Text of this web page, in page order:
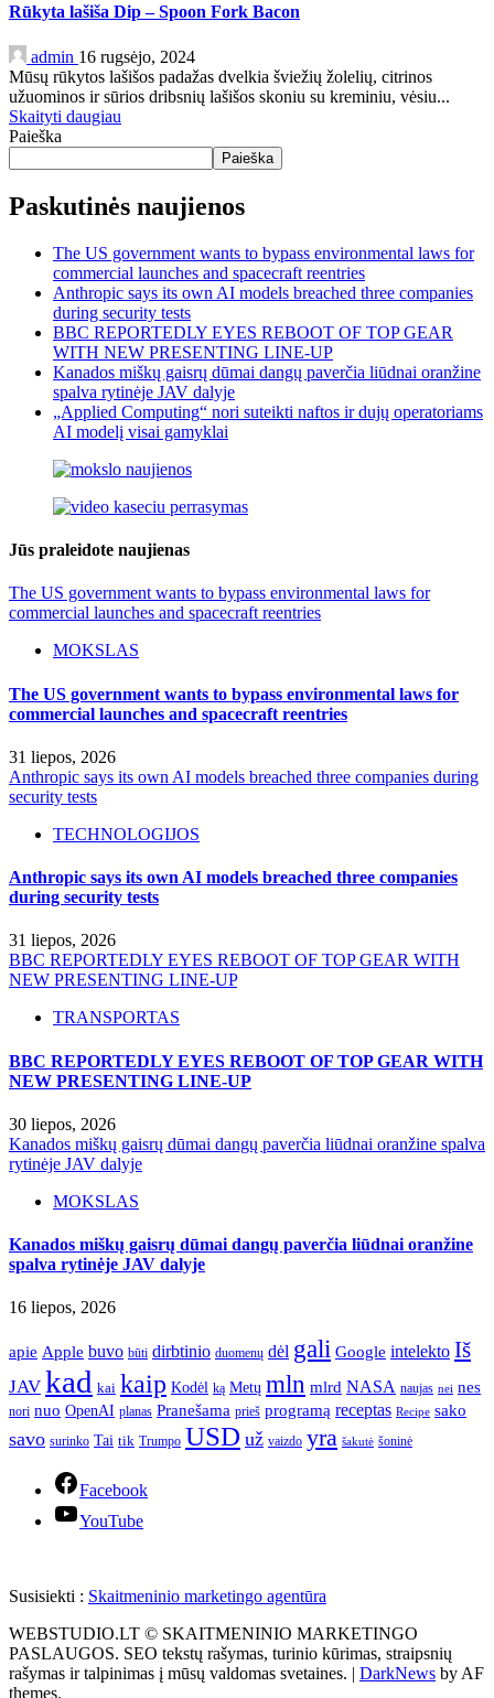
Rūkyta lašiša Dip – Spoon Fork Bacon
admin 16 rugsėjo, 2024
Mūsų rūkytos lašišos padažas dvelkia šviežių žolelių, citrinos
užuominos ir sūrios dribsnių lašišos skoniu su kreminiu, vėsiu...
Skaityti daugiau
Paieška
Paieška
Paskutinės naujienos
The US government wants to bypass environmental laws for
commercial launches and spacecraft reentries
Anthropic says its own AI models breached three companies
during security tests
BBC REPORTEDLY EYES REBOOT OF TOP GEAR
WITH NEW PRESENTING LINE-UP
Kanados miškų gaisrų dūmai dangų paverčia liūdnai oranžine
spalva rytinėje JAV dalyje
„Applied Computing“ nori suteikti naftos ir dujų operatoriams
AI modelį visai gamyklai
Jūs praleidote naujienas
The US government wants to bypass environmental laws for
commercial launches and spacecraft reentries
MOKSLAS
The US government wants to bypass environmental laws for
commercial launches and spacecraft reentries
31 liepos, 2026
Anthropic says its own AI models breached three companies during
security tests
TECHNOLOGIJOS
Anthropic says its own AI models breached three companies
during security tests
31 liepos, 2026
BBC REPORTEDLY EYES REBOOT OF TOP GEAR WITH
NEW PRESENTING LINE-UP
TRANSPORTAS
BBC REPORTEDLY EYES REBOOT OF TOP GEAR WITH
NEW PRESENTING LINE-UP
30 liepos, 2026
Kanados miškų gaisrų dūmai dangų paverčia liūdnai oranžine spalva
rytinėje JAV dalyje
MOKSLAS
Kanados miškų gaisrų dūmai dangų paverčia liūdnai oranžine
spalva rytinėje JAV dalyje
16 liepos, 2026
apie Apple buvo būti dirbtinio duomenų dėl gali Google intelekto Iš
JAV kad kai kaip Kodėl ką Metų mln mlrd NASA naujas nei nes
nori nuo OpenAI planas Pranešama prieš programą receptas Recipe sako
savo surinko Tai tik Trumpo USD už vaizdo yra šakutė šoninė
Facebook
YouTube
Susisiekti : Skaitmeninio marketingo agentūra
WEBSTUDIO.LT © SKAITMENINIO MARKETINGO
PASLAUGOS. SEO tekstų rašymas, turinio kūrimas, straipsnių
rašymas ir talpinimas į mūsų valdomas svetaines. | DarkNews by AF
themes.